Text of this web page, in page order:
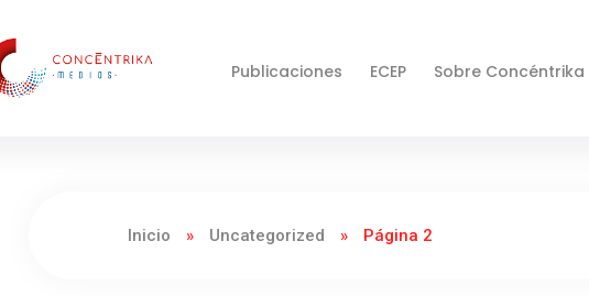
Publicaciones ECEP Sobre Concéntrika
Inicio » Uncategorized » Página 2